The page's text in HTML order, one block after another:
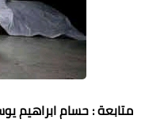
متابعة : حسام ابراهيم